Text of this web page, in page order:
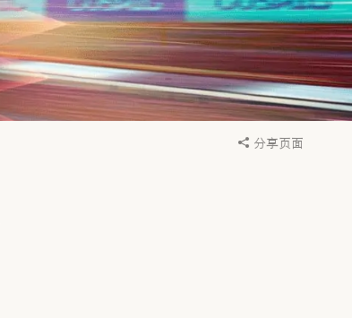
分享页面